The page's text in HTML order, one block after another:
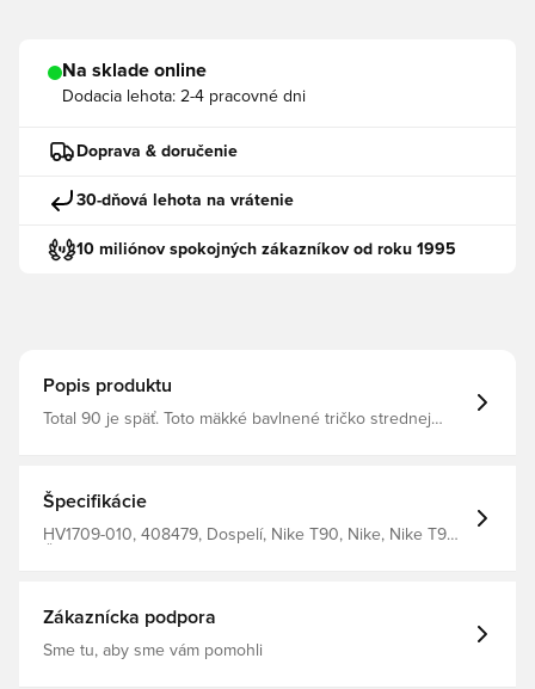
Na sklade online
Dodacia lehota: 2-4 pracovné dni
Doprava & doručenie
30-dňová lehota na vrátenie
10 miliónov spokojných zákazníkov od roku 1995
Popis produktu
Total 90 je späť. Toto mäkké bavlnené tričko strednej
Špecifikácie
HV1709-010, 408479, Dospelí, Nike T90, Nike, Nike T90,
Zákaznícka podpora
Sme tu, aby sme vám pomohli